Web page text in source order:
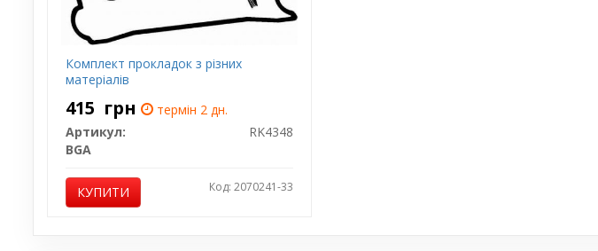
Комплект прокладок з різних
матеріалів
415 грн
термін 2 дн.
Артикул:
RK4348
BGA
КУПИТИ Код: 2070241-33